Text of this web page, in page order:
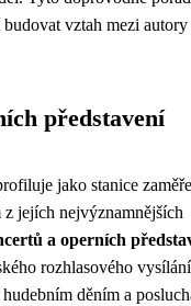
vztah mezi autory
představení
jako stanice
jejích nejvýznamnějších
a operních
rozhlasového
děním a